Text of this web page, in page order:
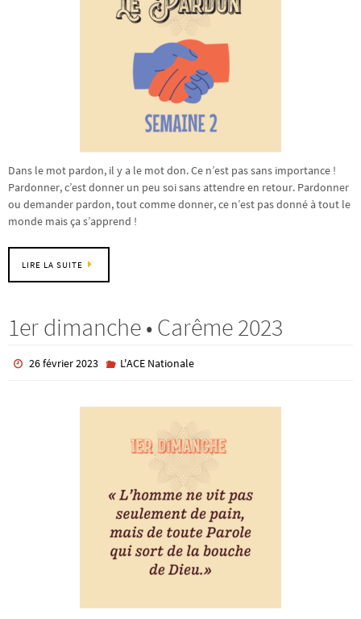
Dans le mot pardon, il y a le mot don. Ce n’est pas sans importance !
Pardonner, c’est donner un peu soi sans attendre en retour. Pardonner
ou demander pardon, tout comme donner, ce n’est pas donné à tout le
monde mais ça s’apprend !
LIRE LA SUITE
1er dimanche • Carême 2023
26 février 2023 L'ACE Nationale